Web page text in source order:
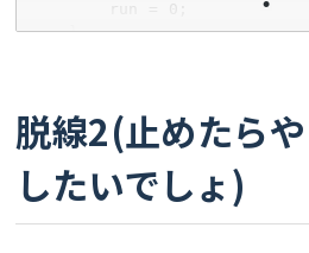
    }
        count = 0;
    }
    if (run == 0) {
        ledStat = LOW;  //強制消灯
    }
脱線2(止めたら
したいでしょ)